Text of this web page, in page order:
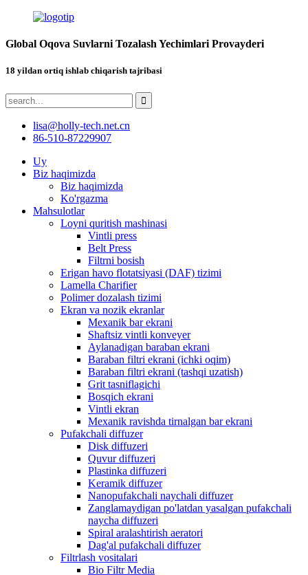
Global Oqova Suvlarni Tozalash Yechimlari Provayderi
18 yildan ortiq ishlab chiqarish tajribasi
lisa@holly-tech.net.cn
86-510-87229907
Uy
Biz haqimizda
Biz haqimizda
Ko'rgazma
Mahsulotlar
Loyni quritish mashinasi
Vintli press
Belt Press
Filtrni bosish
Erigan havo flotatsiyasi (DAF) tizimi
Lamella Charifier
Polimer dozalash tizimi
Ekran va nozik ekranlar
Mexanik bar ekrani
Shaftsiz vintli konveyer
Aylanadigan baraban ekrani
Baraban filtri ekrani (ichki oqim)
Baraban filtri ekrani (tashqi uzatish)
Grit tasniflagichi
Bosqich ekrani
Vintli ekran
Mexanik ravishda tirnalgan bar ekrani
Pufakchali diffuzer
Disk diffuzeri
Quvur diffuzeri
Plastinka diffuzeri
Keramik diffuzer
Nanopufakchali naychali diffuzer
Zanglamaydigan po'latdan yasalgan pufakchali
naycha diffuzeri
Spiral aralashtirish aeratori
Dag'al pufakchali diffuzer
Filtrlash vositalari
Bio Filtr Media